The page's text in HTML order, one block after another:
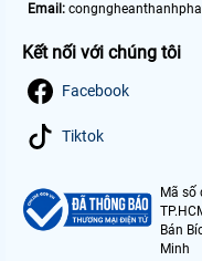
Email:
Kết nối với chúng tôi
Facebook
Tiktok
Mã số
Bán
Minh